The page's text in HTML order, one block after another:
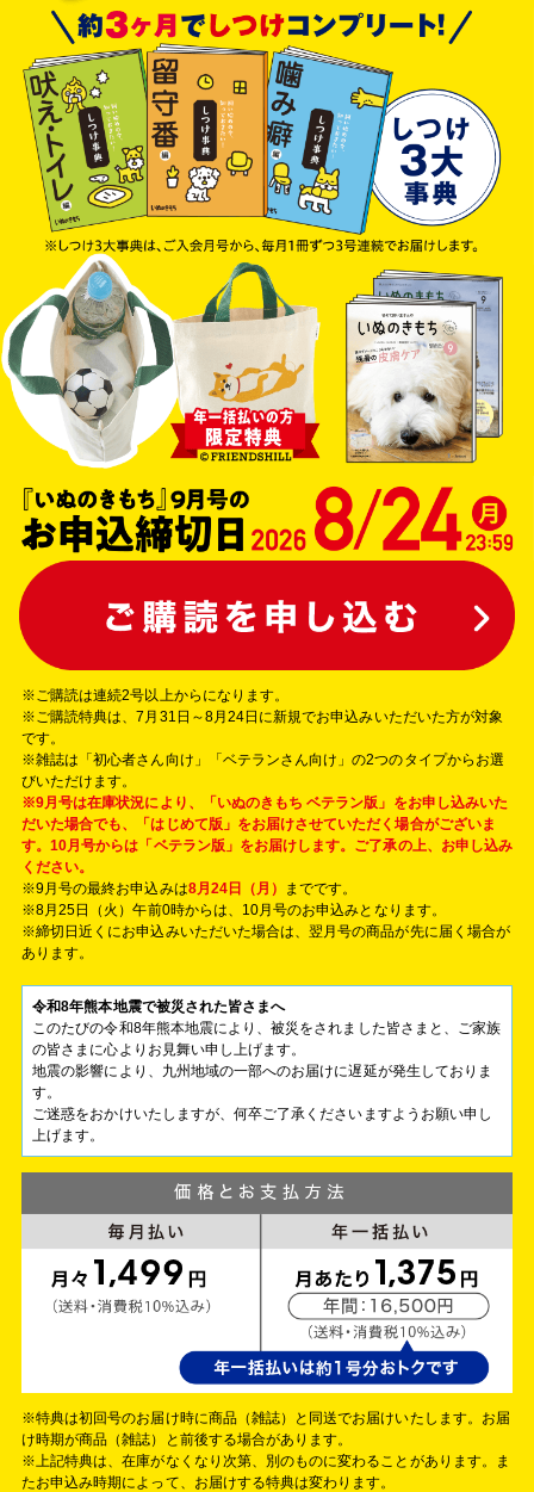
※ ご購読は連続2号以上からになります。
※ご購読特典は、7月31日～8月24日に新規でお申込みいただいた方が対象
です。
※雑誌は「初心者さん向け」「ベテランさん向け」の2つのタイプからお選
びいただけます。
※9月号は在庫状況により、「いぬのきもち ベテラン版」をお申し込みいた
だいた場合でも、「はじめて版」をお届けさせていただく場合がございま
す。10月号からは「ベテラン版」をお届けします。ご了承の上、お申し込み
ください。
※9月号の最終お申込みは8月24日（月）
までです。
※8月25日（火）午前0時からは、10月号のお申込みとなります。
※締切日近くにお申込みいただいた場合は、翌月号の商品が先に届く場合が
あります。
令和8年熊本地震で被災された皆さまへ
このたびの令和8年熊本地震により、被災をされました皆さまと、ご家族
の皆さまに心よりお見舞い申し上げます。
地震の影響により、九州地域の一部へのお届けに遅延が発生しておりま
す。
ご迷惑をおかけいたしますが、何卒ご了承くださいますようお願い申し
上げます。
※特典は初回号のお届け時に商品（雑誌）と同送でお届けいたします。お届
け時期が商品（雑誌）と前後する場合があります。
※上記特典は、在庫がなくなり次第、別のものに変わることがあります。ま
たお申込み時期によって、お届けする特典は変わります。